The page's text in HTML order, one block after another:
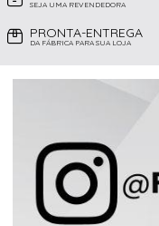
SEJA UMA REVENDEDORA
PRONTA-ENTREGA
DA FÁBRICA PARA SUA LOJA